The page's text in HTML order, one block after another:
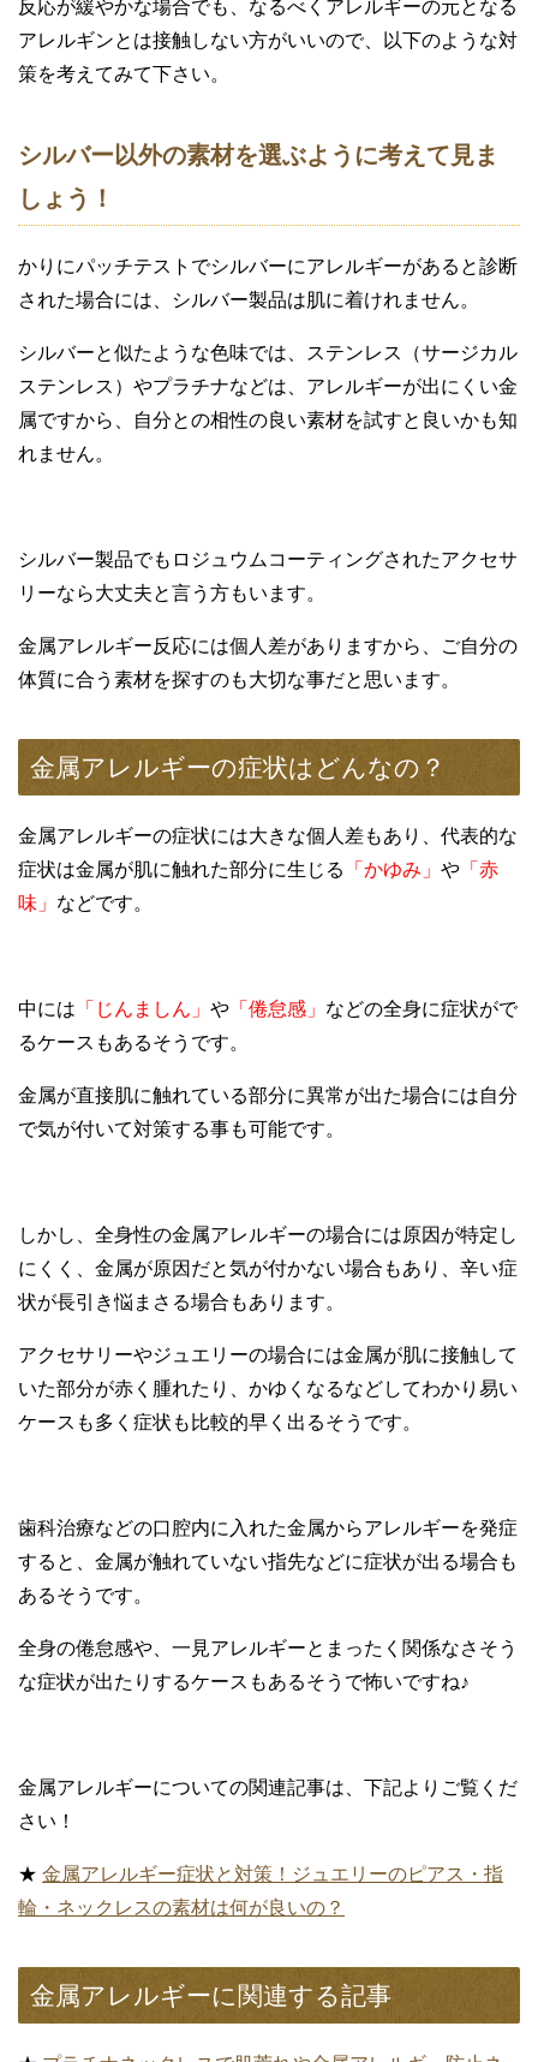
反応が緩やかな場合でも、なるべくアレルギーの元となる
アレルギンとは接触しない方がいいので、以下のような対
策を考えてみて下さい。
シルバー以外の素材を選ぶように考えて見ま
しょう！
かりにパッチテストでシルバーにアレルギーがあると診断
された場合には、シルバー製品は肌に着けれません。
シルバーと似たような色味では、ステンレス（サージカル
ステンレス）やプラチナなどは、アレルギーが出にくい金
属ですから、自分との相性の良い素材を試すと良いかも知
れません。
シルバー製品でもロジュウムコーティングされたアクセサ
リーなら大丈夫と言う方もいます。
金属アレルギー反応には個人差がありますから、ご自分の
体質に合う素材を探すのも大切な事だと思います。
金属アレルギーの症状はどんなの？
金属アレルギーの症状には大きな個人差もあり、代表的な
症状は金属が肌に触れた部分に生じる
「かゆみ」 や 「赤
味」 などです。
中には 「じんましん」 や 「倦怠感」 などの全身に症状がで
るケースもあるそうです。
金属が直接肌に触れている部分に異常が出た場合には自分
で気が付いて対策する事も可能です。
しかし、全身性の金属アレルギーの場合には原因が特定し
にくく、金属が原因だと気が付かない場合もあり、辛い症
状が長引き悩まさる場合もあります。
アクセサリーやジュエリーの場合には金属が肌に接触して
いた部分が赤く腫れたり、かゆくなるなどしてわかり易い
ケースも多く症状も比較的早く出るそうです。
歯科治療などの口腔内に入れた金属からアレルギーを発症
すると、金属が触れていない指先などに症状が出る場合も
あるそうです。
全身の倦怠感や、一見アレルギーとまったく関係なさそう
な症状が出たりするケースもあるそうで怖いですね♪
金属アレルギーについての関連記事は、下記よりご覧くだ
さい！
★ 金属アレルギー症状と対策！ジュエリーのピアス・指
輪・ネックレスの素材は何が良いの？
金属アレルギーに関連する記事